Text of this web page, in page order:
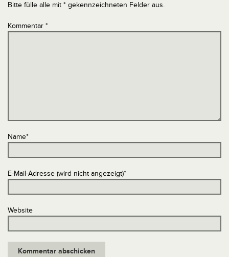
Bitte fülle alle mit * gekennzeichneten Felder aus.
Kommentar *
Name*
E-Mail-Adresse (wird nicht angezeigt)*
Website